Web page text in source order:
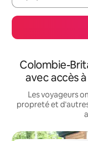
Colombie-
avec accès
Les voyageurs
propreté et